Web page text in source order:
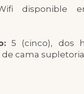
disponible
5 (cinco), dos
cama